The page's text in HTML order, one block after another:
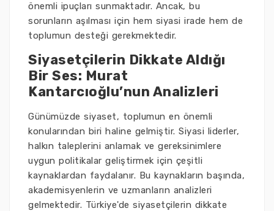
önemli ipuçları sunmaktadır. Ancak, bu
sorunların aşılması için hem siyasi irade hem de
toplumun desteği gerekmektedir.
Siyasetçilerin Dikkate Aldığı
Bir Ses: Murat
Kantarcıoğlu’nun Analizleri
Günümüzde siyaset, toplumun en önemli
konularından biri haline gelmiştir. Siyasi liderler,
halkın taleplerini anlamak ve gereksinimlere
uygun politikalar geliştirmek için çeşitli
kaynaklardan faydalanır. Bu kaynakların başında,
akademisyenlerin ve uzmanların analizleri
gelmektedir. Türkiye'de siyasetçilerin dikkate